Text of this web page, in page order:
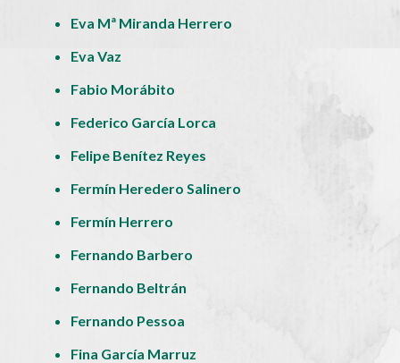
Eva Mª Miranda Herrero
Eva Vaz
Fabio Morábito
Federico García Lorca
Felipe Benítez Reyes
Fermín Heredero Salinero
Fermín Herrero
Fernando Barbero
Fernando Beltrán
Fernando Pessoa
Fina García Marruz